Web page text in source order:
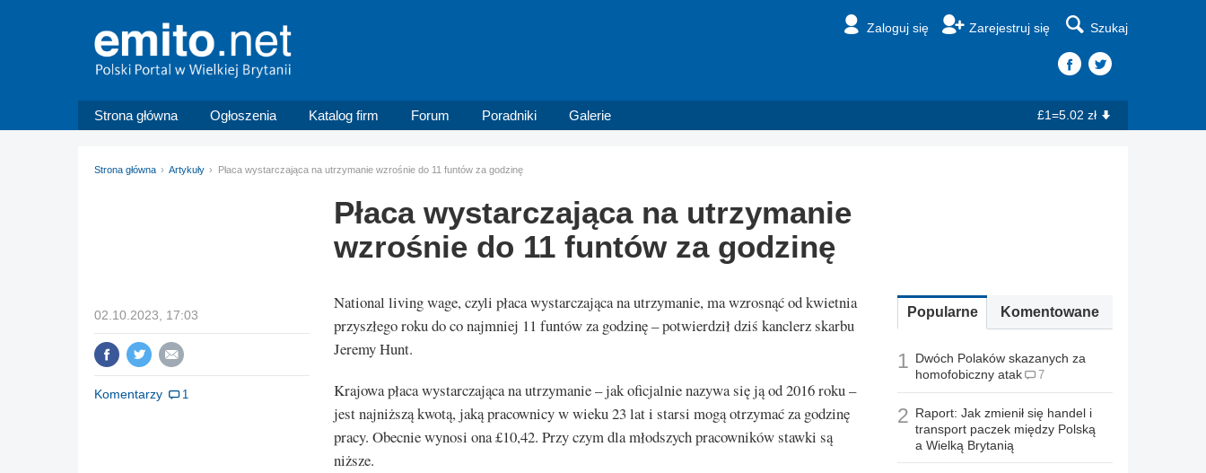
Zaloguj się Zarejestruj się Szukaj
Strona główna Ogłoszenia Katalog firm Forum Poradniki Galerie £1=5.02 zł
Strona główna Artykuły Płaca wystarczająca na utrzymanie wzrośnie do 11 funtów za godzinę
Płaca wystarczająca na utrzymanie
wzrośnie do 11 funtów za godzinę
02.10.2023, 17:03
Komentarzy 1
National living wage, czyli płaca wystarczająca na utrzymanie, ma wzrosnąć od kwietnia
przyszłego roku do co najmniej 11 funtów za godzinę – potwierdził dziś kanclerz skarbu
Jeremy Hunt.
Krajowa płaca wystarczająca na utrzymanie – jak oficjalnie nazywa się ją od 2016 roku –
jest najniższą kwotą, jaką pracownicy w wieku 23 lat i starsi mogą otrzymać za godzinę
pracy. Obecnie wynosi ona £10,42. Przy czym dla młodszych pracowników stawki są
niższe.
Popularne Komentowane
1 Dwóch Polaków skazanych za
homofobiczny atak
7
2 Raport: Jak zmienił się handel i
transport paczek między Polską
a Wielką Brytanią